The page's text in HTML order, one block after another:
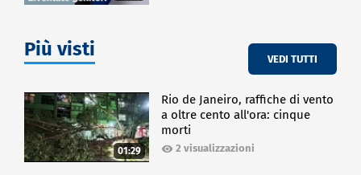
Più visti VEDI TUTTI
01:29
Rio de Janeiro, raffiche di vento
a oltre cento all'ora: cinque
morti
2 visualizzazioni